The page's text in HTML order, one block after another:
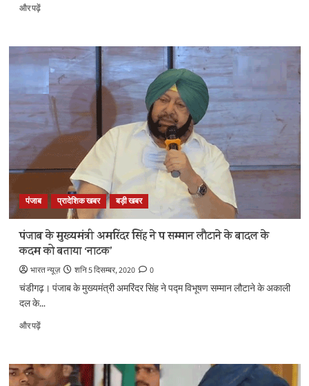
पढ़ें
और पढ़ेंलुधियाना
में
‘भिंडरावाले’
झंडा?
चक्का
जाम
में
भी
खालिस्तानी
घुसपैठ
में
बारे
में
और
पंजाब प्रादेशिक खबर बड़ी खबर
पंजाब के मुख्यमंत्री अमरिंदर सिंह ने पद्म सम्मान लौटाने के बादल के
कदम को बताया ‘नाटक’
भारत न्यूज़ शनि 5 दिसम्बर, 2020
0
चंडीगढ़। पंजाब के मुख्यमंत्री अमरिंदर सिंह ने पद्म विभूषण सम्मान लौटाने के अकाली
दल के...
और पढ़ेंपंजाब
अमरिंदर
सिंह